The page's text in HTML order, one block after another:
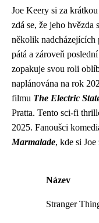
Joe Keery si za
zdá se, že jeho hvězda
několik nadcházejících
pátá a zároveň
zopakuje svou roli
naplánována na rok
filmu The Electric
Pratta. Tento sci-fi
2025. Fanoušci
Marmalade, kde si
Název
Stranger